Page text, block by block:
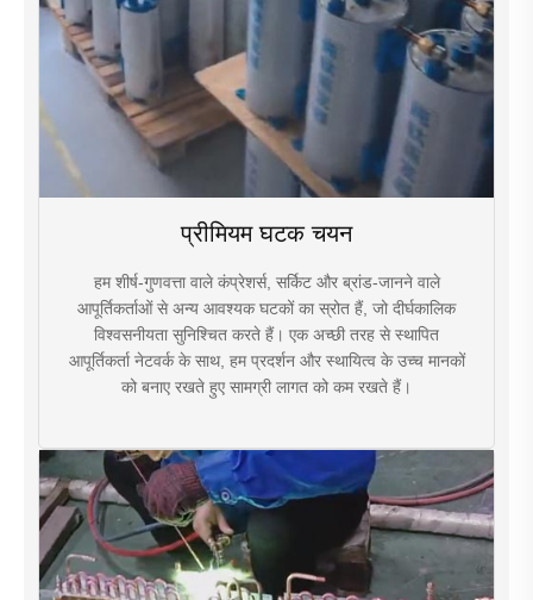
प्रीमियम घटक चयन
हम शीर्ष-गुणवत्ता वाले कंप्रेशर्स, सर्किट और ब्रांड-जानने वाले
आपूर्तिकर्ताओं से अन्य आवश्यक घटकों का स्रोत हैं, जो दीर्घकालिक
विश्वसनीयता सुनिश्चित करते हैं। एक अच्छी तरह से स्थापित
आपूर्तिकर्ता नेटवर्क के साथ, हम प्रदर्शन और स्थायित्व के उच्च मानकों
को बनाए रखते हुए सामग्री लागत को कम रखते हैं।